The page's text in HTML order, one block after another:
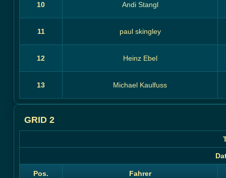
10 Andi Stangl
11 paul skingley
12 Heinz Ebel
13 Michael Kaulfuss
GRID 2
Pos. Fahrer